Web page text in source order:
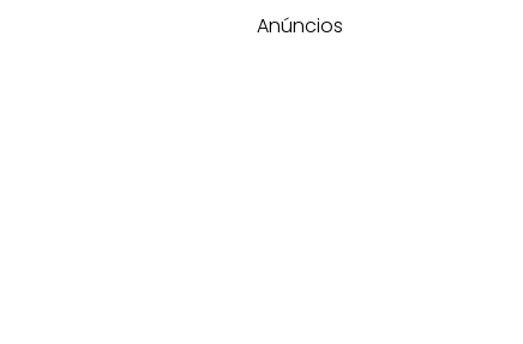
Anúncios